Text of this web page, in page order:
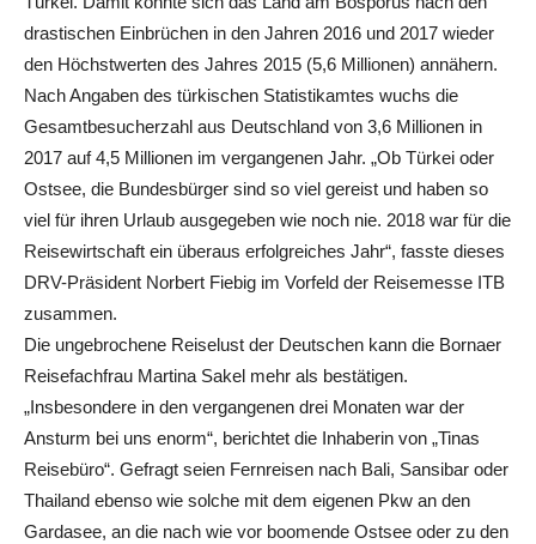
drastischen Einbrüchen in den Jahren 2016 und 2017 wieder
den Höchstwerten des Jahres 2015 (5,6 Millionen) annähern.
Nach Angaben des türkischen Statistikamtes wuchs die
Gesamtbesucherzahl aus Deutschland von 3,6 Millionen in
2017 auf 4,5 Millionen im vergangenen Jahr. „Ob Türkei oder
Ostsee, die Bundesbürger sind so viel gereist und haben so
viel für ihren Urlaub ausgegeben wie noch nie. 2018 war für die
Reisewirtschaft ein überaus erfolgreiches Jahr“, fasste dieses
DRV-Präsident Norbert Fiebig im Vorfeld der Reisemesse ITB
zusammen.
Die ungebrochene Reiselust der Deutschen kann die Bornaer
Reisefachfrau Martina Sakel mehr als bestätigen.
„Insbesondere in den vergangenen drei Monaten war der
Ansturm bei uns enorm“, berichtet die Inhaberin von „Tinas
Reisebüro“. Gefragt seien Fernreisen nach Bali, Sansibar oder
Thailand ebenso wie solche mit dem eigenen Pkw an den
Gardasee, an die nach wie vor boomende Ostsee oder zu den